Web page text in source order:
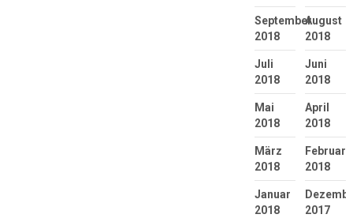
September
2018
August
2018
Juli
2018
Juni
2018
Mai
2018
April
2018
März
2018
Februar
2018
Januar
2018
2017